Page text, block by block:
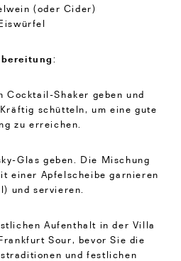
(oder Cider)
:
Cocktail-Shaker geben und
schütteln, um eine gute
zu erreichen.
Glas geben. Die Mischung
einer Apfelscheibe garnieren
und servieren.
Aufenthalt in der Villa
Sour, bevor Sie die
und festlichen